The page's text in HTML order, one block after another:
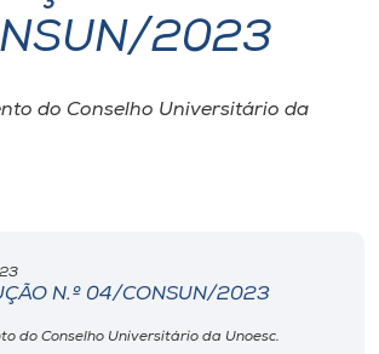
2023
do Conselho Universitário da
N.º 04/CONSUN/2023
do Conselho Universitário da Unoesc.